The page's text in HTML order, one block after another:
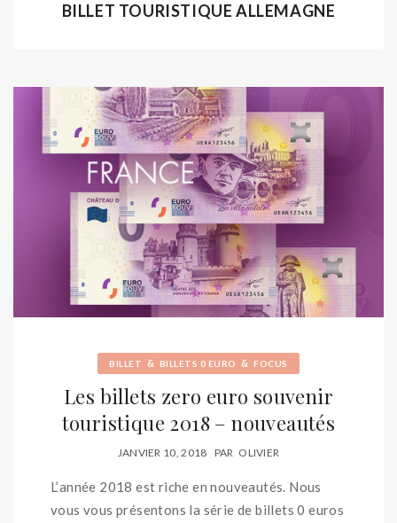
BILLET TOURISTIQUE ALLEMAGNE
BILLET & BILLETS 0 EURO & FOCUS
Les billets zero euro souvenir
touristique 2018 – nouveautés
JANVIER 10, 2018 PAR OLIVIER
L’année 2018 est riche en nouveautés. Nous
vous vous présentons la série de billets 0 euros